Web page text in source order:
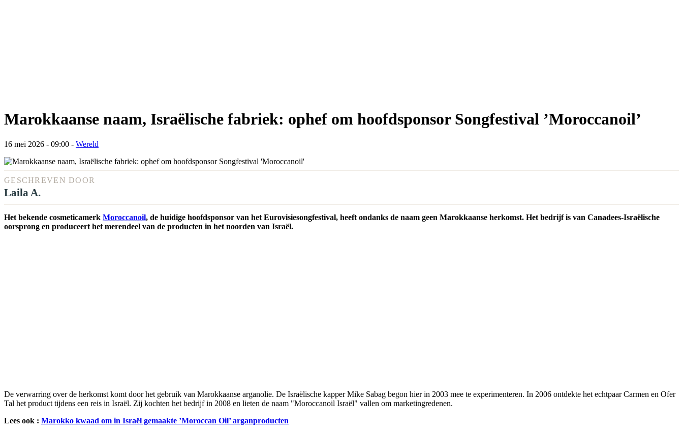
Marokkaanse naam, Israëlische fabriek: ophef om hoofdsponsor Songfestival ’Moroccanoil’
16 mei 2026 - 09:00 - Wereld
GESCHREVEN DOOR
Laila A.
Het bekende cosmeticamerk Moroccanoil, de huidige hoofdsponsor van het Eurovisiesongfestival, heeft ondanks de naam geen Marokkaanse herkomst. Het bedrijf is van Canadees-Israëlische
oorsprong en produceert het merendeel van de producten in het noorden van Israël.
De verwarring over de herkomst komt door het gebruik van Marokkaanse arganolie. De Israëlische kapper Mike Sabag begon hier in 2003 mee te experimenteren. In 2006 ontdekte het echtpaar Carmen en Ofer
Tal het product tijdens een reis in Israël. Zij kochten het bedrijf in 2008 en lieten de naam "Moroccanoil Israël" vallen om marketingredenen.
Lees ook : Marokko kwaad om in Israël gemaakte ’Moroccan Oil’ arganproducten